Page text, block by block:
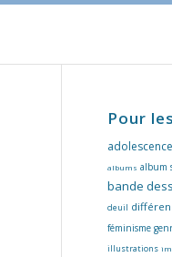
Pour
adolescence
albums album
bande
deuil
féminisme
illustrations